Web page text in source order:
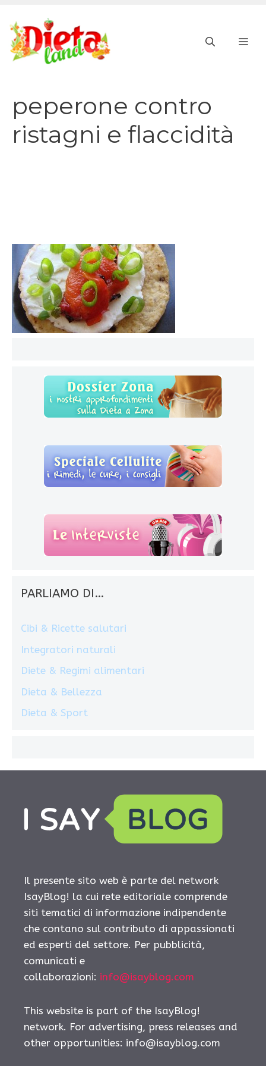
contenuto
peperone contro
ristagni e flaccidità
PARLIAMO DI…
Cibi & Ricette salutari
Integratori naturali
Diete & Regimi alimentari
Dieta & Bellezza
Dieta & Sport
Il presente sito web è parte del network
IsayBlog! la cui rete editoriale comprende
siti tematici di informazione indipendente
che contano sul contributo di appassionati
ed esperti del settore. Per pubblicità,
comunicati e
collaborazioni: info@isayblog.com
This website is part of the IsayBlog!
network. For advertising, press releases and
other opportunities: info@isayblog.com